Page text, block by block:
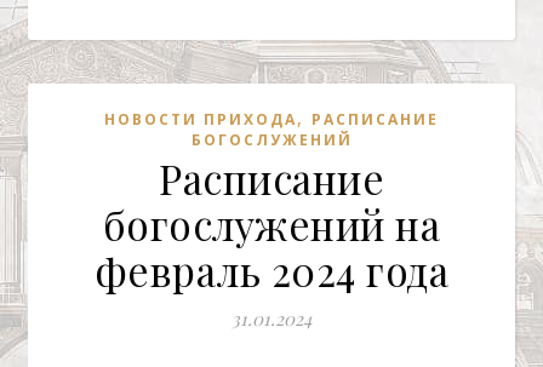
НОВОСТИ ПРИХОДА, РАСПИСАНИЕ
БОГОСЛУЖЕНИЙ
Расписание
богослужений на
февраль 2024 года
31.01.2024